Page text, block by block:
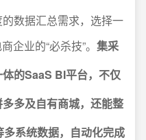
数据汇总需求，选择一
企业的“必杀技”。 集采
的SaaS BI平台，不仅
多及自有商城，还能整
系统数据，自动化完成